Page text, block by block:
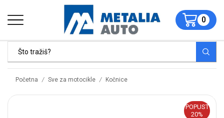
0
Početna / Sve za motocikle / Kočnice
POPUST
20%